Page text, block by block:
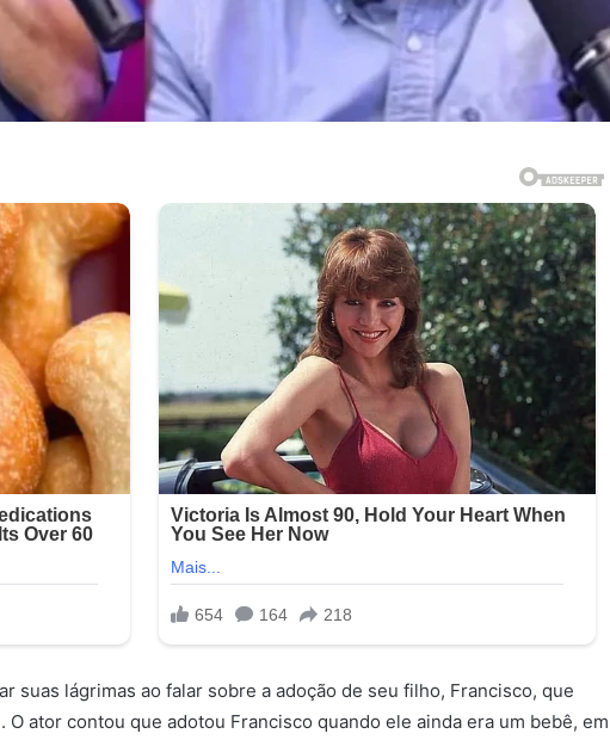
suas lágrimas ao falar sobre a adoção de seu filho, Francisco, que
O ator contou que adotou Francisco quando ele ainda era um bebê, em